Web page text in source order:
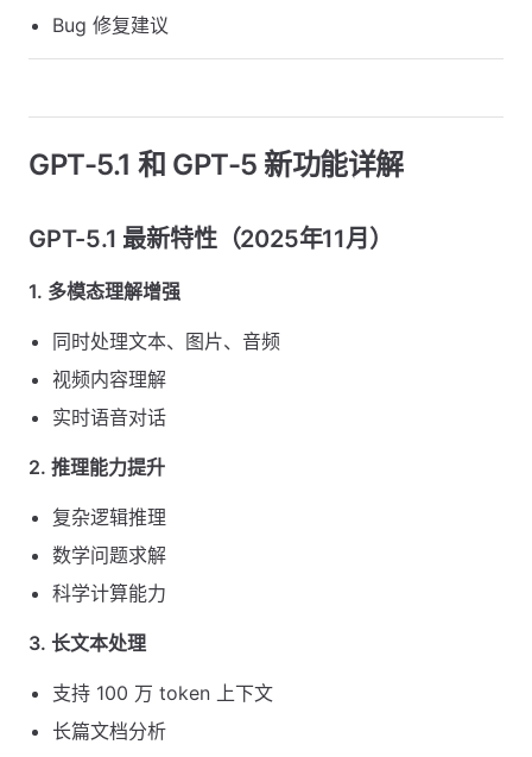
Bug 修复建议
GPT-5.1 和 GPT-5 新功能详解
GPT-5.1 最新特性（2025年11月）
1. 多模态理解增强
同时处理文本、图片、音频
视频内容理解
实时语音对话
2. 推理能力提升
复杂逻辑推理
数学问题求解
科学计算能力
3. 长文本处理
支持 100 万 token 上下文
长篇文档分析